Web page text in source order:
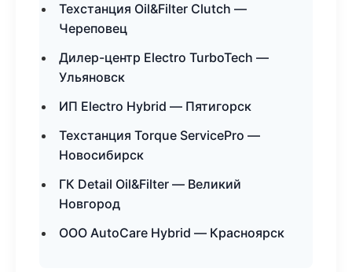
Техстанция Oil&Filter Clutch —
Череповец
Дилер-центр Electro TurboTech —
Ульяновск
ИП Electro Hybrid — Пятигорск
Техстанция Torque ServicePro —
Новосибирск
ГК Detail Oil&Filter — Великий
Новгород
ООО AutoCare Hybrid — Красноярск